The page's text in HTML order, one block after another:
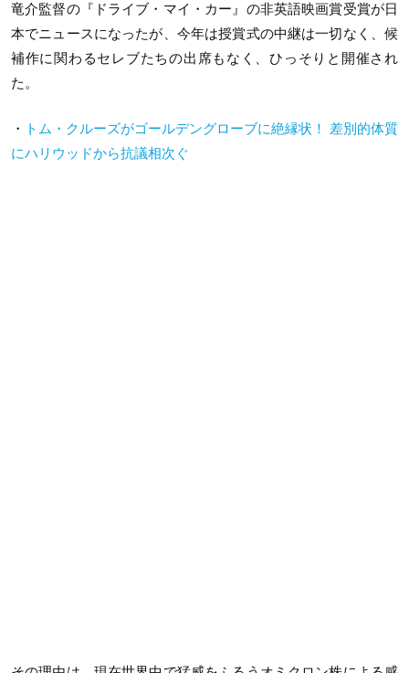
竜介監督の『ドライブ・マイ・カー』の非英語映画賞受賞が日
本でニュースになったが、今年は授賞式の中継は一切なく、候
補作に関わるセレブたちの出席もなく、ひっそりと開催され
た。
・
トム・クルーズがゴールデングローブに絶縁状！ 差別的体質
にハリウッドから抗議相次ぐ